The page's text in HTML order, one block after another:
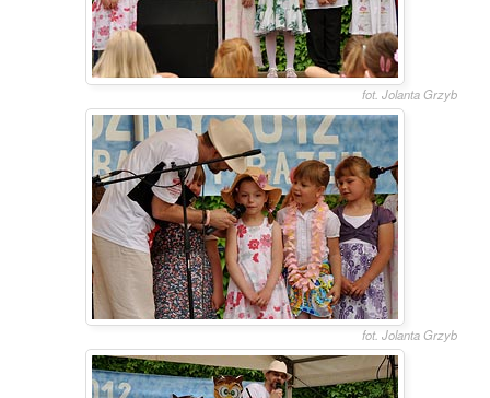
fot. Jolanta Grzyb
fot. Jolanta Grzyb